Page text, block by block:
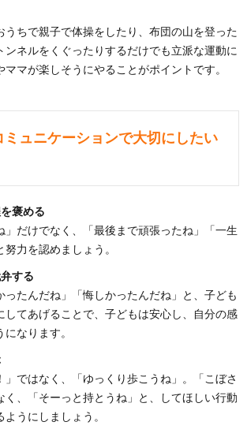
うちで親子で体操をしたり、布団の山を登った
ンネルをくぐったりするだけでも立派な運動に
ママが楽しそうにやることがポイントです。
ミュニケーションで大切にしたい
褒める
」だけでなく、「最後まで頑張ったね」「一生
力を認めましょう。
する
ったんだね」「悔しかったんだね」と、子ども
してあげることで、子どもは安心し、自分の感
なります。
」ではなく、「ゆっくり歩こうね」。「こぼさ
く、「そーっと持とうね」と、してほしい行動
うにしましょう。